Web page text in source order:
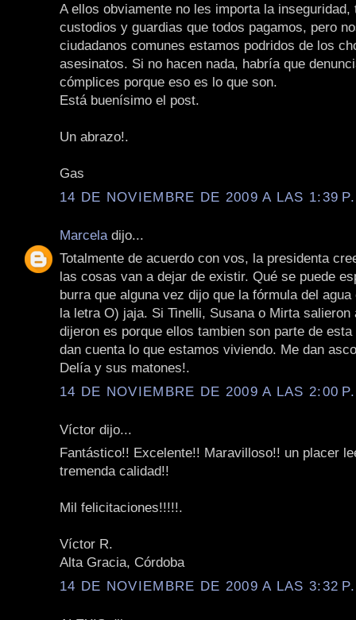
A ellos obviamente no les importa la inseguridad,
custodios y guardias que todos pagamos, pero
ciudadanos comunes estamos podridos de los
asesinatos. Si no hacen nada, habría que
cómplices porque eso es lo que son.
Está buenísimo el post.
Un abrazo!.
Gas
14 DE NOVIEMBRE DE 2009 A LAS 1:39
Marcela dijo...
Totalmente de acuerdo con vos, la presidenta
las cosas van a dejar de existir. Qué se puede
burra que alguna vez dijo que la fórmula del
la letra O) jaja. Si Tinelli, Susana o Mirta salieron
dijeron es porque ellos tambien son parte de
dan cuenta lo que estamos viviendo. Me dan
Delía y sus matones!.
14 DE NOVIEMBRE DE 2009 A LAS 2:00
Víctor dijo...
Fantástico!! Excelente!! Maravilloso!! un placer
tremenda calidad!!
Mil felicitaciones!!!!!.
Víctor R.
Alta Gracia, Córdoba
14 DE NOVIEMBRE DE 2009 A LAS 3:32